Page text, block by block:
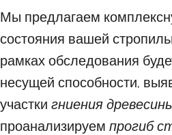
Мы предлагаем
состояния вашей
рамках обследования
несущей способности,
участки гниения
проанализируем прогиб